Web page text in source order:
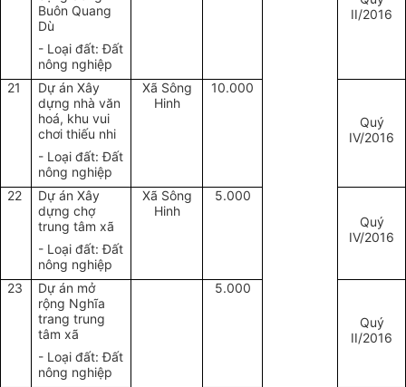
Buôn Quang
Dù
- Loại đất: Đất
nông nghiệp
II/2016
21
Dự án Xây
dựng nhà văn
hoá, khu vui
chơi thiếu nhi
- Loại đất: Đất
nông nghiệp
Xã Sông
Hinh
10.000
Quý
IV/2016
22
Dự án Xây
dựng chợ
trung tâm xã
- Loại đất: Đất
nông nghiệp
Xã Sông
Hinh
5.000
Quý
IV/2016
23
Dự án mở
rộng Nghĩa
trang trung
tâm xã
- Loại đất: Đất
nông nghiệp
5.000
Quý
II/2016